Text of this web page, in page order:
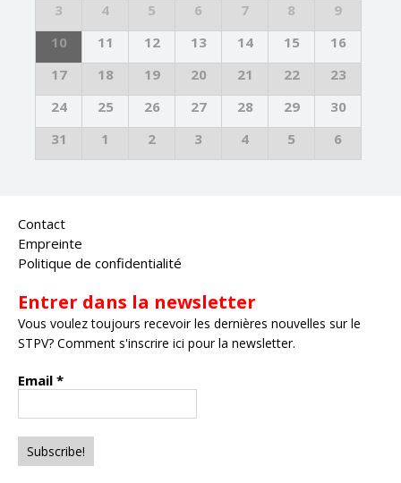
3
4 5 6 7 8
9
10
11 12 13 14 15
16
17
18 19 20 21 22
23
24
25 26 27 28 29
30
31
1 2 3 4 5 6
Contact
Empreinte
Politique de confidentialité
Entrer dans la newsletter
Vous voulez toujours recevoir les dernières nouvelles sur le
STPV? Comment s'inscrire ici pour la newsletter.
Email *